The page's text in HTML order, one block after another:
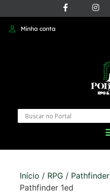
Minha conta
Início / RPG / Pathfinder
Pathfinder 1ed